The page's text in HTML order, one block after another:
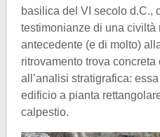
basilica del VI secolo d.C.,
testimonianze di una civiltà
antecedente (e di molto)
ritrovamento trova
all’analisi stratigrafica:
edificio a pianta
calpestio.